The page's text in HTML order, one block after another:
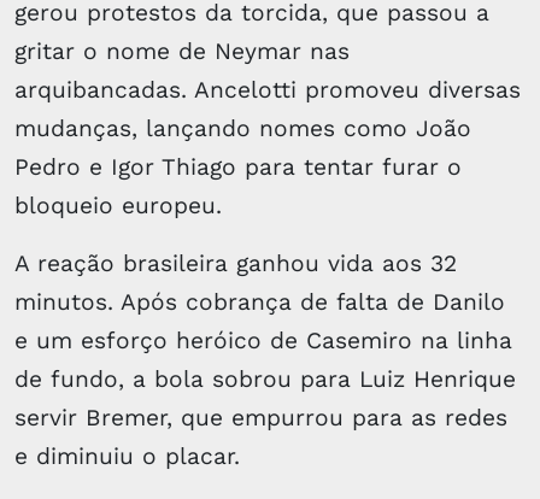
gerou protestos da torcida, que passou a
gritar o nome de Neymar nas
arquibancadas. Ancelotti promoveu diversas
mudanças, lançando nomes como João
Pedro e Igor Thiago para tentar furar o
bloqueio europeu.
A reação brasileira ganhou vida aos 32
minutos. Após cobrança de falta de Danilo
e um esforço heróico de Casemiro na linha
de fundo, a bola sobrou para Luiz Henrique
servir Bremer, que empurrou para as redes
e diminuiu o placar.